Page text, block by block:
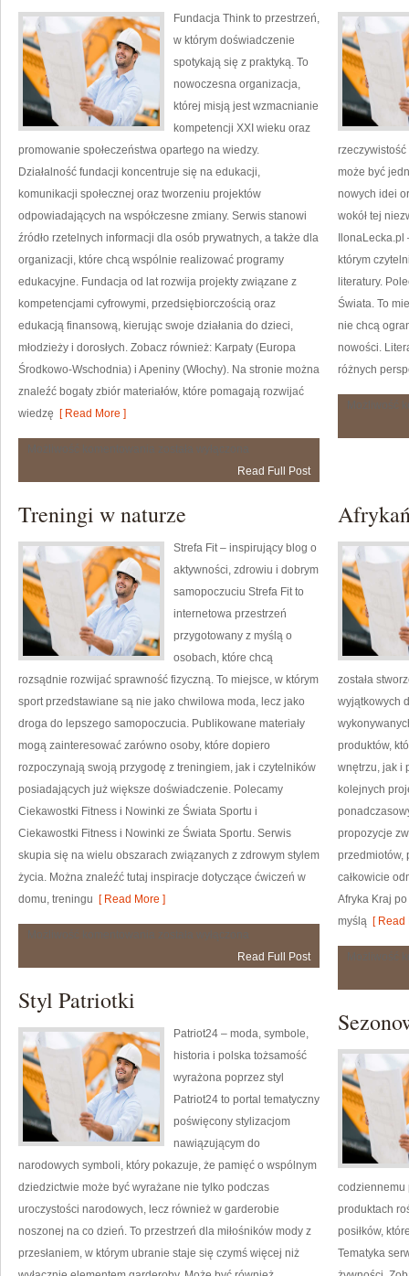
Fundacja Think to przestrzeń,
w którym doświadczenie
spotykają się z praktyką. To
nowoczesna organizacja,
której misją jest wzmacnianie
kompetencji XXI wieku oraz
promowanie społeczeństwa opartego na wiedzy.
Działalność fundacji koncentruje się na edukacji,
komunikacji społecznej oraz tworzeniu projektów
odpowiadających na współczesne zmiany. Serwis stanowi
źródło rzetelnych informacji dla osób prywatnych, a także dla
organizacji, które chcą wspólnie realizować programy
edukacyjne. Fundacja od lat rozwija projekty związane z
kompetencjami cyfrowymi, przedsiębiorczością oraz
edukacją finansową, kierując swoje działania do dzieci,
młodzieży i dorosłych. Zobacz również: Karpaty (Europa
Środkowo-Wschodnia) i Apeniny (Włochy). Na stronie można
znaleźć bogaty zbiór materiałów, które pomagają rozwijać
wiedzę [ Read More ]
Read Full Post
może być
nowych idei
wokół tej
którym
literatury.
Świata. To
nie chcą
nowości.
różnych
Treningi w naturze
Strefa Fit – inspirujący blog o
aktywności, zdrowiu i dobrym
samopoczuciu Strefa Fit to
internetowa przestrzeń
przygotowany z myślą o
osobach, które chcą
rozsądnie rozwijać sprawność fizyczną. To miejsce, w którym
sport przedstawiane są nie jako chwilowa moda, lecz jako
droga do lepszego samopoczucia. Publikowane materiały
mogą zainteresować zarówno osoby, które dopiero
rozpoczynają swoją przygodę z treningiem, jak i czytelników
posiadających już większe doświadczenie. Polecamy
Ciekawostki Fitness i Nowinki ze Świata Sportu i
Ciekawostki Fitness i Nowinki ze Świata Sportu. Serwis
skupia się na wielu obszarach związanych z zdrowym stylem
życia. Można znaleźć tutaj inspiracje dotyczące ćwiczeń w
domu, treningu [ Read More ]
Read Full Post
została
wyjątkowych
produktów,
wnętrzu, jak i
kolejnych
propozycje
przedmiotów,
całkowicie
Afryka Kraj
myślą [ Read
Styl Patriotki
Patriot24 – moda, symbole,
historia i polska tożsamość
wyrażona poprzez styl
Patriot24 to portal tematyczny
poświęcony stylizacjom
nawiązującym do
narodowych symboli, który pokazuje, że pamięć o wspólnym
dziedzictwie może być wyrażane nie tylko podczas
uroczystości narodowych, lecz również w garderobie
noszonej na co dzień. To przestrzeń dla miłośników mody z
przesłaniem, w którym ubranie staje się czymś więcej niż
codziennemu
produktach
posiłków,
Tematyka